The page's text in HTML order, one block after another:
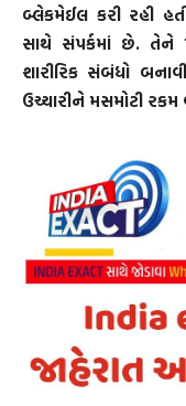
બ્લેકમેઈલ કરી રહી
સાથે સંપર્કમાં છે. તેને
શારીરિક સંબંધો
ઉચ્ચારીને મસમોટી